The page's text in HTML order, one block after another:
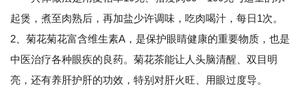
起煲，煮至肉熟后，再加盐少许调味，吃肉喝汁，每日1次。
2、菊花菊花富含维生素A，是保护眼睛健康的重要物质，也是
中医治疗各种眼疾的良药。菊花茶能让人头脑清醒、双目明
亮，还有养肝护肝的功效，特别对肝火旺、用眼过度导。